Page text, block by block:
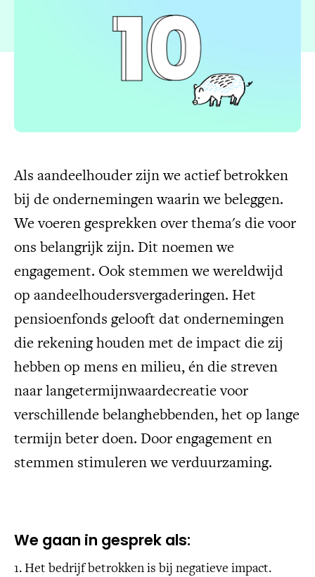
Als aandeelhouder zijn we actief betrokken
bij de ondernemingen waarin we beleggen.
We voeren gesprekken over thema's die voor
ons belangrijk zijn. Dit noemen we
engagement. Ook stemmen we wereldwijd
op aandeelhoudersvergaderingen. Het
pensioenfonds gelooft dat ondernemingen
die rekening houden met de impact die zij
hebben op mens en milieu, én die streven
naar langetermijnwaardecreatie voor
verschillende belanghebbenden, het op lange
termijn beter doen. Door engagement en
stemmen stimuleren we verduurzaming.
We gaan in gesprek als:
1. Het bedrijf betrokken is bij negatieve impact.